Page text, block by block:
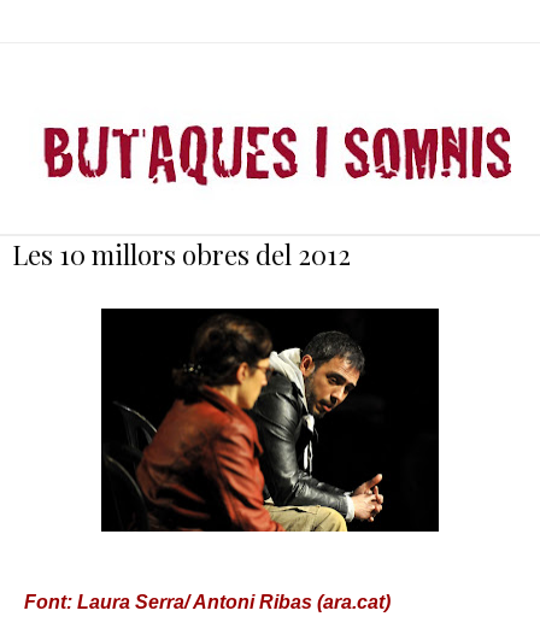
Les 10 millors obres del 2012
Font: Laura Serra/ Antoni Ribas (ara.cat)